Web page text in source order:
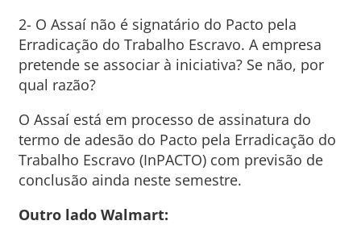
2- O Assaí não é signatário do Pacto pela
Erradicação do Trabalho Escravo. A empresa
pretende se associar à iniciativa? Se não, por
qual razão?
O Assaí está em processo de assinatura do
termo de adesão do Pacto pela Erradicação do
Trabalho Escravo (InPACTO) com previsão de
conclusão ainda neste semestre.
Outro lado Walmart: